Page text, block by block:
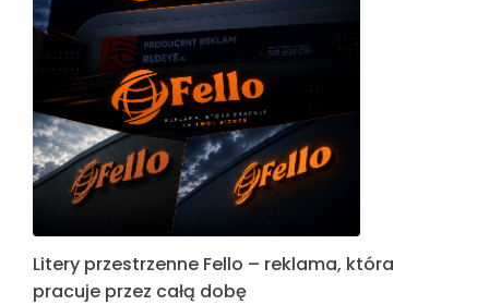
Litery przestrzenne Fello – reklama, która
pracuje przez całą dobę